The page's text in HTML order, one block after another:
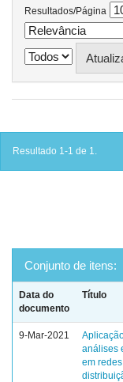
Resultados/Página
Resultado 1-1 de 1.
Conjunto de itens:
Data do
documento
Título
9-Mar-2021
análises
em